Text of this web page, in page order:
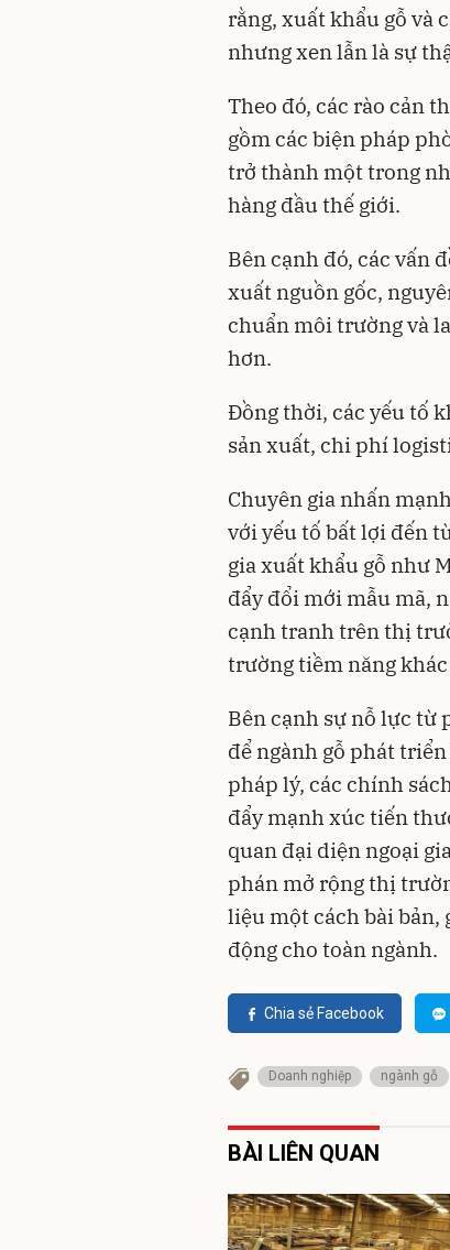
rằng, xuất khẩu gỗ và
nhưng xen lẫn là sự
Theo đó, các rào cản
gồm các biện pháp
trở thành một trong
hàng đầu thế giới.
Bên cạnh đó, các vấn
xuất nguồn gốc,
chuẩn môi trường và
hơn.
Đồng thời, các yếu tố
sản xuất, chi phí
Chuyên gia nhấn
với yếu tố bất lợi đến
gia xuất khẩu gỗ như
đẩy đổi mới mẫu mã,
cạnh tranh trên thị
trường tiềm năng
Bên cạnh sự nỗ lực từ
để ngành gỗ phát
pháp lý, các chính
đẩy mạnh xúc tiến
quan đại diện ngoại
phán mở rộng thị
liệu một cách bài bản,
động cho toàn ngành.
Chia sẻ Facebook
Doanh nghiệp ngành gỗ
BÀI LIÊN QUAN